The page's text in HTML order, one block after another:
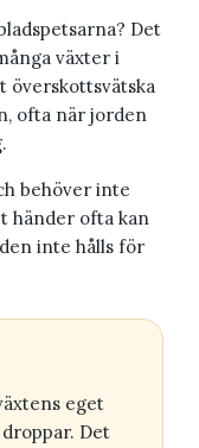
Det
växter i
överskottsvätska
ofta när jorden
behöver inte
händer ofta kan
inte hålls för
eget
Det